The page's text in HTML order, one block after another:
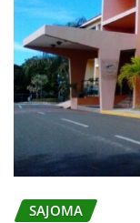
SAJOMA